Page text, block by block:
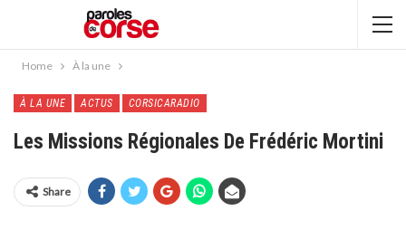
Home À la une
À LA UNE ACTUS CORSICARADIO
Les Missions Régionales De Frédéric Mortini
Share